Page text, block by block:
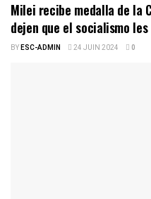
Milei recibe medalla de la
dejen que el socialismo
BYESC-ADMIN 24 JUIN 2024 0